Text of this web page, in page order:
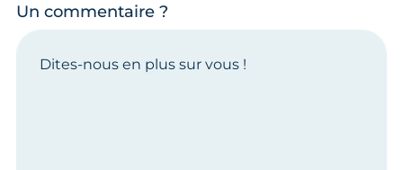
Un commentaire ?